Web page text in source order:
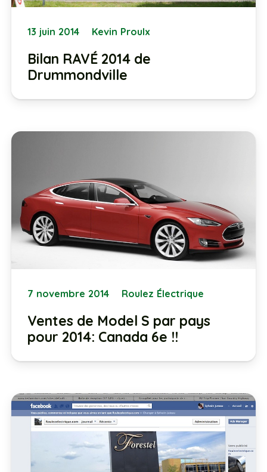
13 juin 2014 Kevin Proulx
Bilan RAVÉ 2014 de
Drummondville
7 novembre 2014 Roulez Électrique
Ventes de Model S par pays
pour 2014: Canada 6e !!